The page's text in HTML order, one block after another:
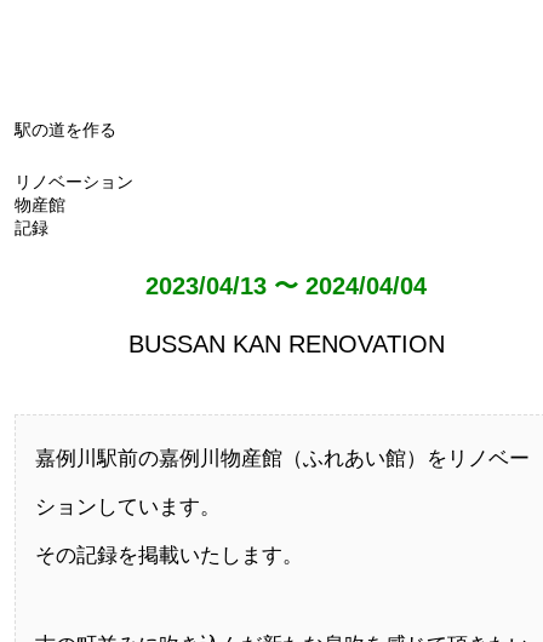
駅の道を作る
リノベーション
物産館
記録
2023/04/13 〜 2024/04/04
BUSSAN KAN RENOVATION
嘉例川駅前の嘉例川物産館（ふれあい館）をリノベー
ションしています。
その記録を掲載いたします。